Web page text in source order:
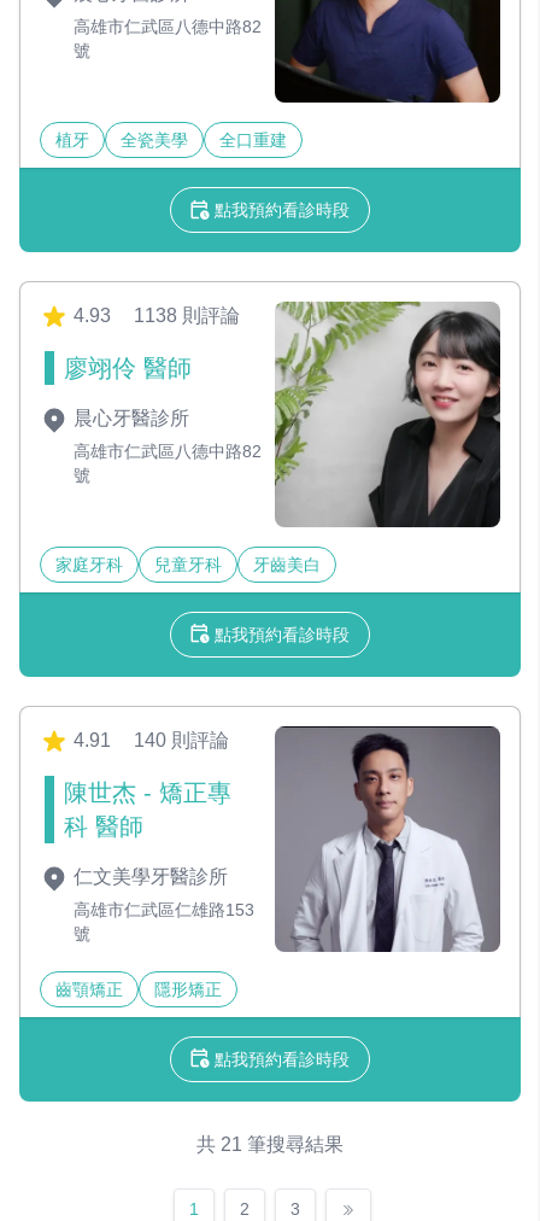
高雄市仁武區八德中路82
號
植牙 全瓷美學 全口重建
點我預約看診時段
4.93 1138 則評論
廖翊伶 醫師
晨心牙醫診所
高雄市仁武區八德中路82
號
家庭牙科 兒童牙科 牙齒美白
點我預約看診時段
4.91 140 則評論
陳世杰 - 矯正專
科 醫師
仁文美學牙醫診所
高雄市仁武區仁雄路153
號
齒顎矯正 隱形矯正
點我預約看診時段
共 21 筆搜尋結果
1 2 3